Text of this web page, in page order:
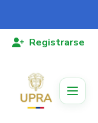
Registrarse